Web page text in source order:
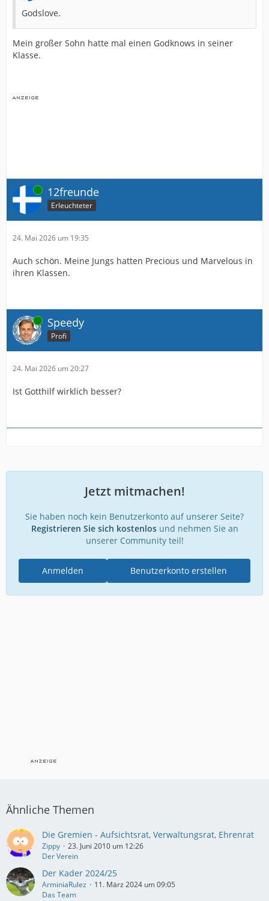
Godslove.
Mein großer Sohn hatte mal einen Godknows in seiner
Klasse.
Online 12freunde
Erleuchteter
24. Mai 2026 um 19:35
Auch schön. Meine Jungs hatten Precious und Marvelous in
ihren Klassen.
Online Speedy
Profi
24. Mai 2026 um 20:27
Ist Gotthilf wirklich besser?
Jetzt mitmachen!
Sie haben noch kein Benutzerkonto auf unserer Seite?
Registrieren Sie sich kostenlosund nehmen Sie an
unserer Community teil!
Benutzerkonto erstellen
Anmelden
Ähnliche Themen
Die Gremien - Aufsichtsrat, Verwaltungsrat, Ehrenrat
Zippy
23. Juni 2010 um 12:26
Der Verein
Der Kader 2024/25
ArminiaRulez
11. März 2024 um 09:05
Das Team